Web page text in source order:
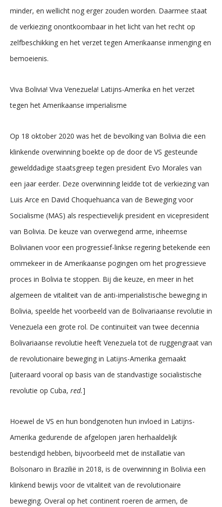
minder, en wellicht nog erger zouden worden. Daarmee staat
de verkiezing onontkoombaar in het licht van het recht op
zelfbeschikking en het verzet tegen Amerikaanse inmenging en
bemoeienis.
Viva Bolivia! Viva Venezuela! Latijns-Amerika en het verzet
tegen het Amerikaanse imperialisme
Op 18 oktober 2020 was het de bevolking van Bolivia die een
klinkende overwinning boekte op de door de VS gesteunde
gewelddadige staatsgreep tegen president Evo Morales van
een jaar eerder. Deze overwinning leidde tot de verkiezing van
Luis Arce en David Choquehuanca van de Beweging voor
Socialisme (MAS) als respectievelijk president en vicepresident
van Bolivia. De keuze van overwegend arme, inheemse
Bolivianen voor een progressief-linkse regering betekende een
ommekeer in de Amerikaanse pogingen om het progressieve
proces in Bolivia te stoppen. Bij die keuze, en meer in het
algemeen de vitaliteit van de anti-imperialistische beweging in
Bolivia, speelde het voorbeeld van de Bolivariaanse revolutie in
Venezuela een grote rol. De continuïteit van twee decennia
Bolivariaanse revolutie heeft Venezuela tot de ruggengraat van
de revolutionaire beweging in Latijns-Amerika gemaakt
[uiteraard vooral op basis van de standvastige socialistische
revolutie op Cuba, red.]
Hoewel de VS en hun bondgenoten hun invloed in Latijns-
Amerika gedurende de afgelopen jaren herhaaldelijk
bestendigd hebben, bijvoorbeeld met de installatie van
Bolsonaro in Brazilië in 2018, is de overwinning in Bolivia een
klinkend bewijs voor de vitaliteit van de revolutionaire
beweging. Overal op het continent roeren de armen, de